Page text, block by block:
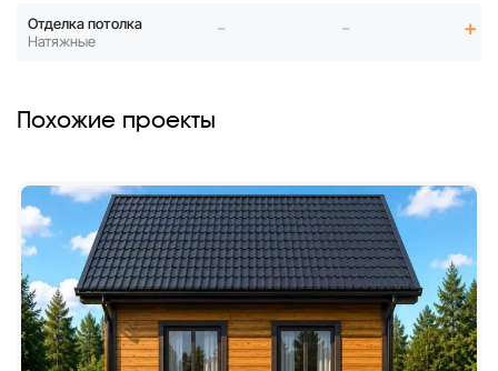
Отделка потолка
Натяжные
- - +
Похожие проекты